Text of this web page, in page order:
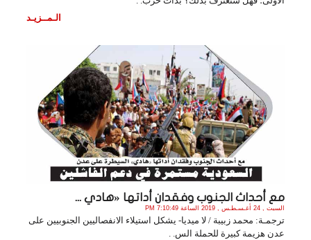
الـمــزيـد
مع أحداث الجنوب وفقدان أداتها «هادي ...
السبت , 24 أغـسـطـس , 2019 الساعة 7:10:49 PM
ترجمـة: محمد زبيبة / لا ميديا- يشكل استيلاء الانفصاليين الجنوبيين على
عدن هزيمة كبيرة للحملة الس. .